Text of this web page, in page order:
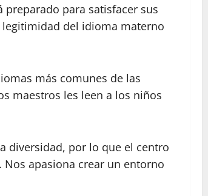
para satisfacer sus
legitimidad del idioma materno
más comunes de las
maestros les leen a los niños
diversidad, por lo que el centro
apasiona crear un entorno